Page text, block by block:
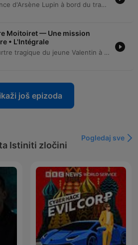
Une rumeur sur la présence d'Arsène Lupin à bord du transatlantique Provence sème le trouble parmi les passagers. Entre dépêches mystérieuses et vols de bijoux, l'enquête mène à la suspicion de Monsieur Rosen, tandis que Lupin multiplie les prouesses humoristiques. L'épisode culmine avec l'arrestation de Lupin par le policier Ganimard. Le dénouement révèle que le butin était dissimulé dans un appareil photo, une preuve finalement détruite par Miss Nelly pour protéger le gentleman cambrioleur.
Moitoiret — Une mission
• L'Intégrale
Ce podcast relate le meurtre tragique du jeune Valentin à Lagneux en 2008, une affaire dont l'enquête a révélé les dérives d'un couple de pèlerins mystérieux grâce à des indices ADN. Le récit détaille les interrogatoires marqués par des théories surréalistes et la tension entre responsabilité pénale et folie. L'épisode retrace le procès de Stéphane Moitoiret et Noëlla Ego, explorant leurs délires mystiques et l'enjeu des expertises psychiatriques. Enfin, il revient sur le verdict de la cour d'appel de Lyon en 2013, qui a provoqué une vive polémique sur la capacité du système judiciaire à traiter la maladie mentale.
još epizoda
Istiniti zločini
Pogledaj sve